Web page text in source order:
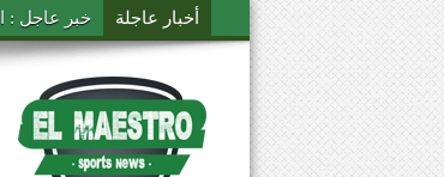
أخبار عاجلة العهد